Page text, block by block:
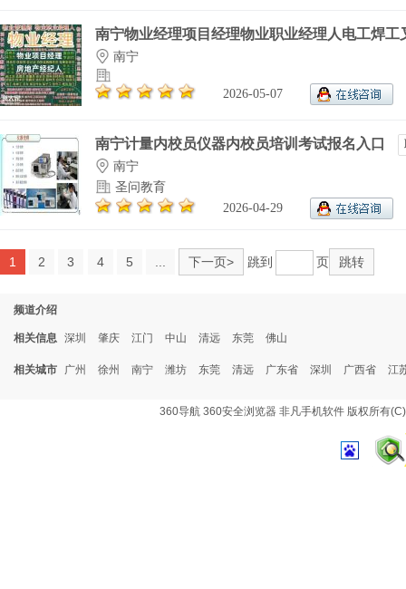
南宁物业经理项目经理物业职业经理人电工焊工
南宁
2026-05-07
南宁计量内校员仪器内校员培训考试报名入口
南宁
圣问教育
2026-04-29
1 2 3 4 5 下一页> 跳到 页 跳转
频道介绍
相关信息 深圳 肇庆 江门 中山 清远 东莞 佛山
相关城市 广州 徐州 南宁 潍坊 东莞 清远 广东省 深圳 广西省 江
360导航 360安全浏览器 非凡手机软件 版权所有